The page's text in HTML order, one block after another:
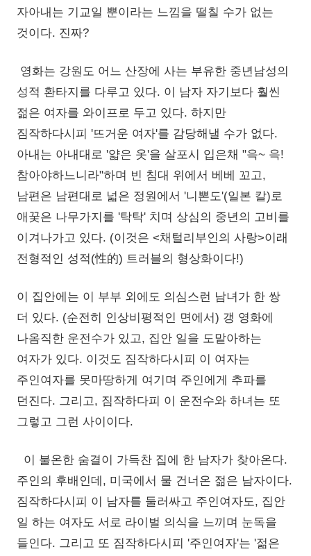
자아내는 기교일 뿐이라는 느낌을 떨칠 수가 없는
것이다. 진짜?
영화는 강원도 어느 산장에 사는 부유한 중년남성의
성적 환타지를 다루고 있다. 이 남자 자기보다 훨씬
젊은 여자를 와이프로 두고 있다. 하지만
짐작하다시피 '뜨거운 여자'를 감당해낼 수가 없다.
아내는 아내대로 '얇은 옷'을 살포시 입은채 "윽~ 윽!
참아야하느니라"하며 빈 침대 위에서 베베 꼬고,
남편은 남편대로 넓은 정원에서 '니뽄도'(일본 칼)로
애꿎은 나무가지를 '탁탁' 치며 상심의 중년의 고비를
이겨나가고 있다. (이것은 <채털리부인의 사랑>이래
전형적인 성적(性的) 트러블의 형상화이다!)
이 집안에는 이 부부 외에도 의심스런 남녀가 한 쌍
더 있다. (순전히 인상비평적인 면에서) 갱 영화에
나옴직한 운전수가 있고, 집안 일을 도맡아하는
여자가 있다. 이것도 짐작하다시피 이 여자는
주인여자를 못마땅하게 여기며 주인에게 추파를
던진다. 그리고, 짐작하다피 이 운전수와 하녀는 또
그렇고 그런 사이이다.
이 불온한 숨결이 가득찬 집에 한 남자가 찾아온다.
주인의 후배인데, 미국에서 물 건너온 젊은 남자이다.
짐작하다시피 이 남자를 둘러싸고 주인여자도, 집안
일 하는 여자도 서로 라이벌 의식을 느끼며 눈독을
들인다. 그리고 또 짐작하다시피 '주인여자'는 '젊은